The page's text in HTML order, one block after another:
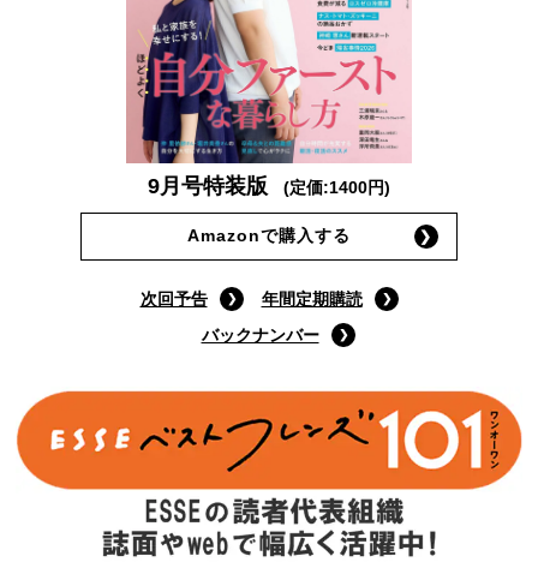
9月号特装版 (定価:1400円)
Amazonで購入する
次回予告
年間定期購読
バックナンバー